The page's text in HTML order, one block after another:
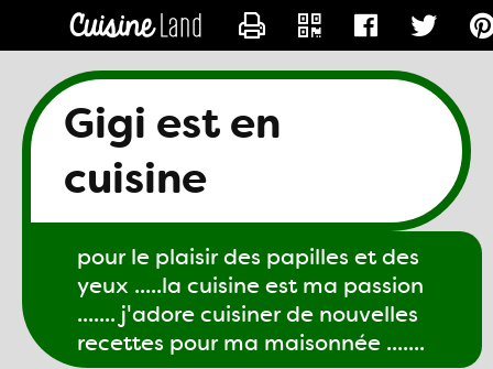
Gigi est en
cuisine
pour le plaisir des papilles et des
yeux .....la cuisine est ma passion
....... j'adore cuisiner de nouvelles
recettes pour ma maisonnée .......
CONTACTER GIGI61